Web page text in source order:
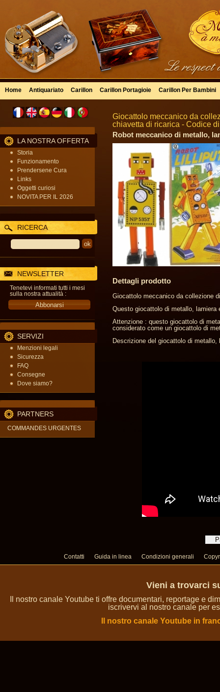
Home Antiquariato Carillon Carillon Portagioie Carillon Per Bambini
LA NOSTRA OFFERTA
Storia
Funzionamento
Prendersene Cura
Links
Oggetti curiosi
NOVITA PER IL 2026
RICERCA
NEWSLETTER
Tenetevi informati tutti i mesi
sulla nostra attualità :
SERVIZI
Menzioni legali
Sicurezza
FAQ
Consegne
Dove siamo?
PARTNERS
COMMANDES URGENTES
Giocattolo meccanico da
chiavetta di ricarica - Codice
Robot meccanico di metallo,
Dettagli prodotto
Giocattolo meccanico da collezione
Questo giocattolo di metallo,
Attenzione : questo giocattolo di
considerato come un giocattolo di
Descrizione del giocattolo di
Contatti Guida in linea Condizioni generali
Vieni a trovarci
Il nostro canale Youtube ti offre documentari, reportage e
iscrivervi al nostro canale per
Il nostro canale Youtube in